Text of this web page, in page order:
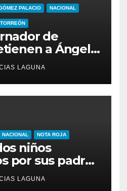
PALACIO NACIONAL
TORREÓN
de
a Ángel
caso
LAGUNA
NACIONAL NOTA ROJA
niños
por sus padres
Monterrey
LAGUNA